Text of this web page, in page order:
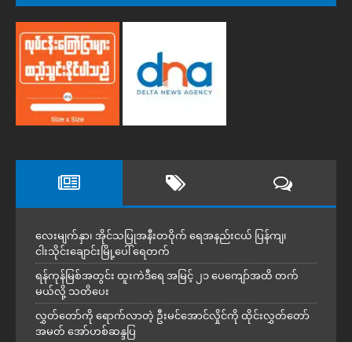
လေးမျက်နှာ၊ အိုင်သပြုအနီးတဝိုက် ရေအနည်းငယ် ပြန်ကျ၊
ငါးသိုင်းချောင်းမြို့ပေါ် ရေတက်
ရန်ကုန်မြစ်အတွင်း ထူးကဲဒီရေ အ​မြင့် ၂၁ ပေကျော်အထိ တက်
မယ်လို့ သတိပေး
လွှတ်တော်ကို ရောက်လာတဲ့ ဦးမင်အောင်လှိုင်ကို ထိုင်းလွှတ်တော်
အမတ် အော်ဟစ်ဆန္ဒပြ